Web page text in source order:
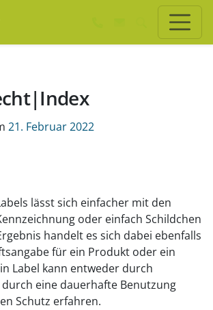
21. Februar 2022
lässt sich einfacher mit den
oder einfach Schildchen
handelt es sich dabei ebenfalls
für ein Produkt oder ein
Label kann entweder durch
eine dauerhafte Benutzung
Schutz erfahren.